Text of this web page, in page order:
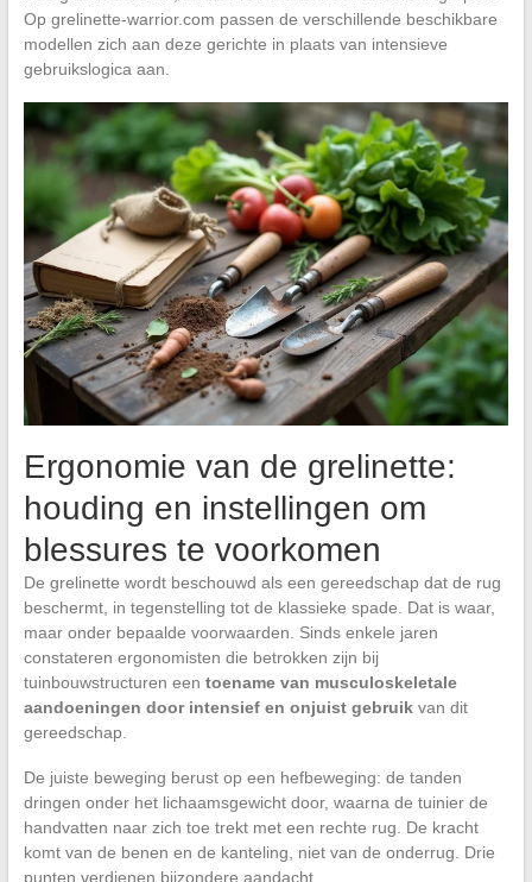
Op grelinette-warrior.com passen de verschillende beschikbare
modellen zich aan deze gerichte in plaats van intensieve
gebruikslogica aan.
Ergonomie van de grelinette:
houding en instellingen om
blessures te voorkomen
De grelinette wordt beschouwd als een gereedschap dat de rug
beschermt, in tegenstelling tot de klassieke spade. Dat is waar,
maar onder bepaalde voorwaarden. Sinds enkele jaren
constateren ergonomisten die betrokken zijn bij
tuinbouwstructuren een toename van musculoskeletale
aandoeningen door intensief en onjuist gebruikvan dit
gereedschap.
De juiste beweging berust op een hefbeweging: de tanden
dringen onder het lichaamsgewicht door, waarna de tuinier de
handvatten naar zich toe trekt met een rechte rug. De kracht
komt van de benen en de kanteling, niet van de onderrug. Drie
punten verdienen bijzondere aandacht.